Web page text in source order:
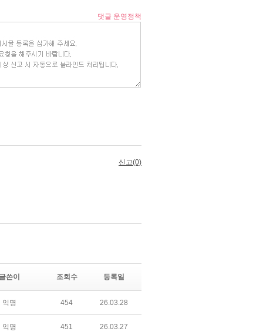
쓴이 조회수 등록일
익명 454 26.03.28
익명 451 26.03.27